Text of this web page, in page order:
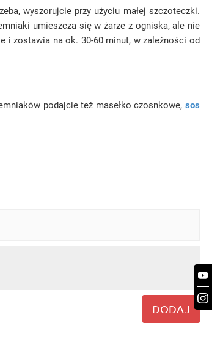
wyszorujcie przy użyciu małej szczoteczki.
umieszcza się w żarze z ogniska, ale nie
i zostawia na ok. 30-60 minut, w zależności od
podajcie też masełko czosnkowe,sos
DODAJ